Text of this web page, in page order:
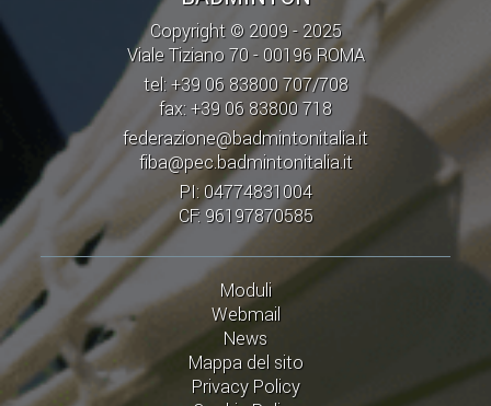
Copyright © 2009 - 2025
Viale Tiziano 70 - 00196 ROMA
tel: +39 06 83800 707/708
fax: +39 06 83800 718
federazione@badmintonitalia.it
fiba@pec.badmintonitalia.it
PI: 04774831004
CF: 96197870585
Moduli
Webmail
News
Mappa del sito
Privacy Policy
UFFICIALI DI GARA
RICHIESTA TORNEI
EVENTI SOSTENIBILI
PARA BADMINTON
L'ATTIVITÀ
TESSERAMENTO
REGOLAMENTI
GARE
STAFF TECNICO